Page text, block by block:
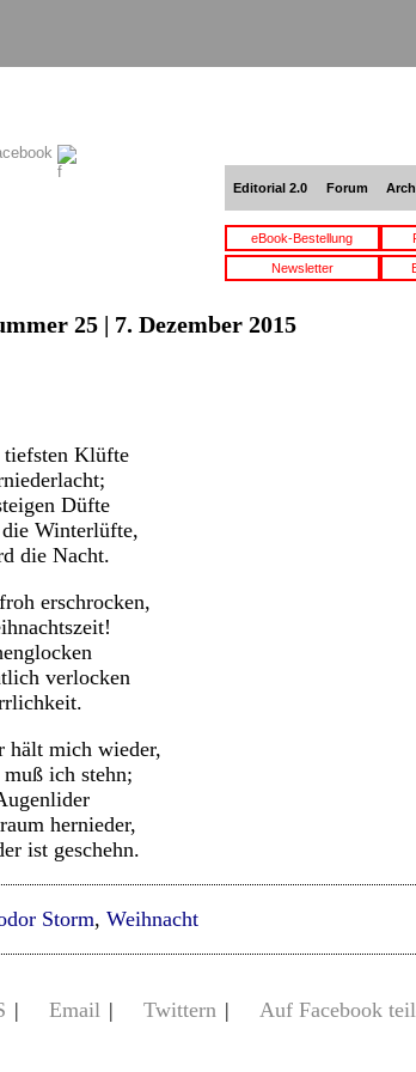
Editorial 2.0 Forum
eBook-Bestellung
Newsletter
25 | 7. Dezember 2015
Klüfte
Düfte
Winterlüfte,
die Nacht.
erschrocken,
verlocken
hält mich wieder,
ich stehn;
hernieder,
ist geschehn.
Storm, Weihnacht
| Email | Twittern | Auf Facebook